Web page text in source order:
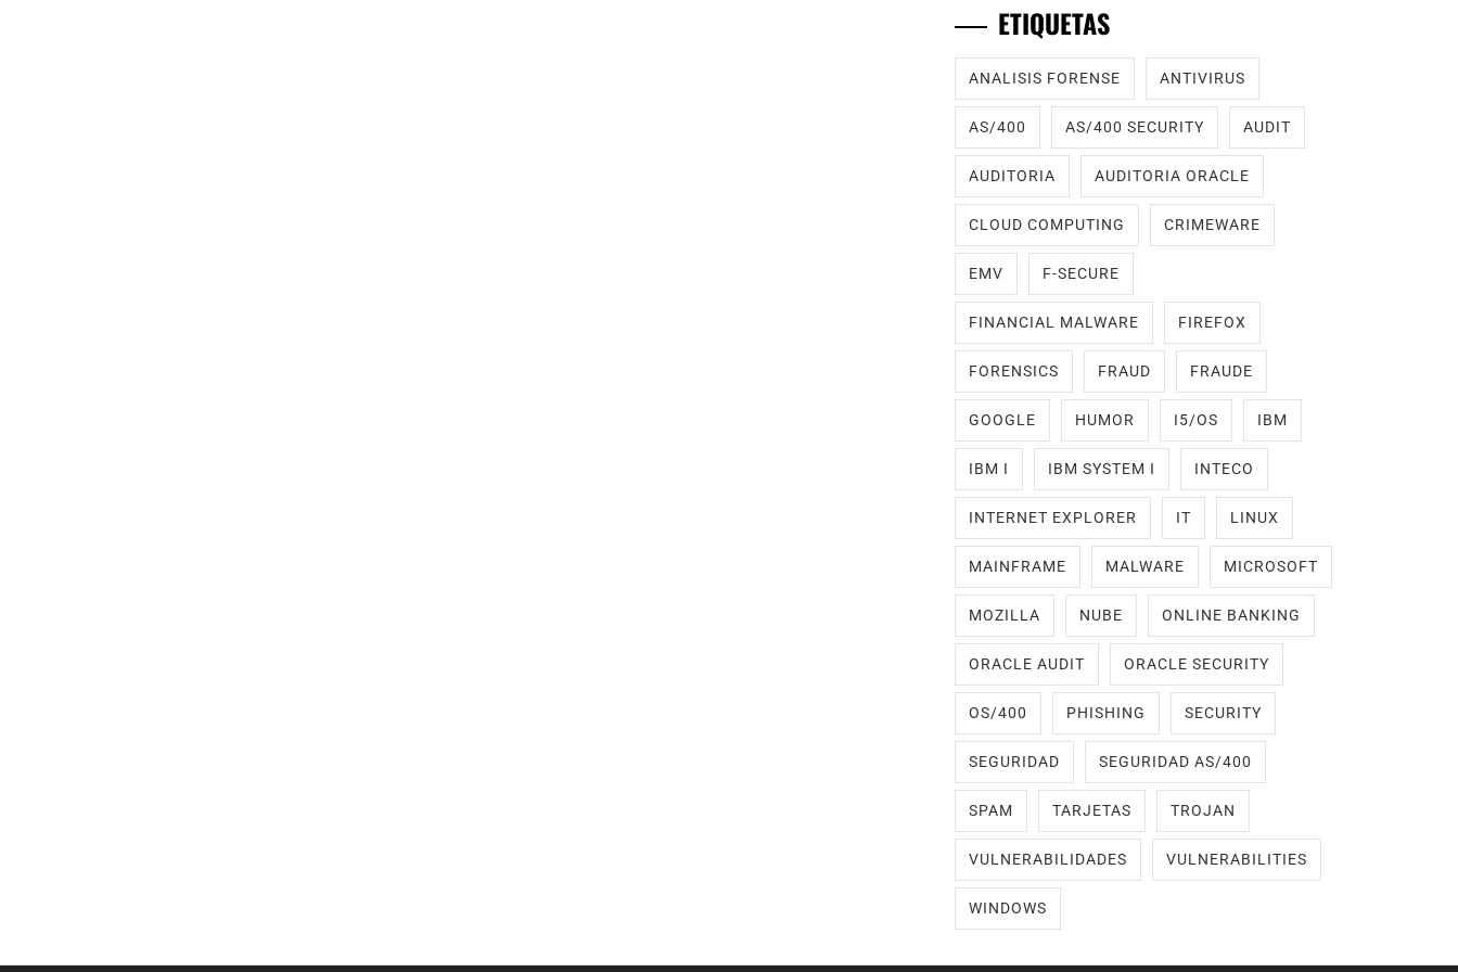
ETIQUETAS
ANALISIS FORENSE ANTIVIRUS
AS/400 AS/400 SECURITY AUDIT
AUDITORIA AUDITORIA ORACLE
CLOUD COMPUTING CRIMEWARE
EMV F-SECURE
FINANCIAL MALWARE FIREFOX
FORENSICS FRAUD FRAUDE
GOOGLE HUMOR I5/OS IBM
IBM I IBM SYSTEM I INTECO
INTERNET EXPLORER IT LINUX
MAINFRAME MALWARE MICROSOFT
MOZILLA NUBE ONLINE BANKING
ORACLE AUDIT ORACLE SECURITY
OS/400 PHISHING SECURITY
SEGURIDAD SEGURIDAD AS/400
SPAM TARJETAS TROJAN
VULNERABILIDADES VULNERABILITIES
WINDOWS